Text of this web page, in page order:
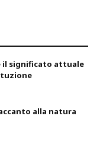
il significato attuale
alla natura